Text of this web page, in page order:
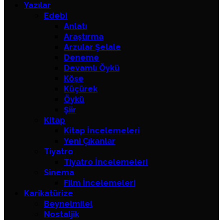
Yazılar
Edebi
Anlatı
Araştırma
Arzular Şelale
Deneme
Devamlı Öykü
Köşe
Küçürek
Öykü
Şiir
Kitap
Kitap İncelemeleri
Yeni Çıkanlar
Tiyatro
Tiyatro İncelemeleri
Sinema
Film İncelemeleri
Karikatürize
Beynelmilel
Nostaljik